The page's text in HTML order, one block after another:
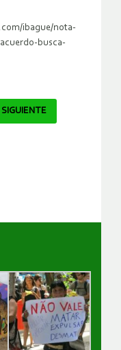
ibague/nota-
busca-